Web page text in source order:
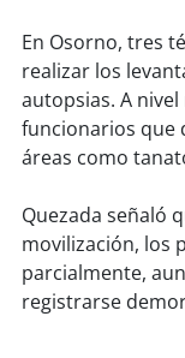
En Osorno, tres
realizar los
autopsias. A
funcionarios que
áreas como
Quezada señaló
movilización, los
parcialmente,
registrarse